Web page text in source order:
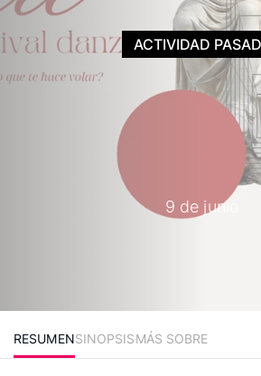
9 de junio
ACTIVIDAD
RESUMENSINOPSISMÁS SOBRE